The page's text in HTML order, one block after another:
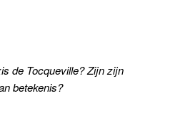
de Tocqueville? Zijn zijn
betekenis?